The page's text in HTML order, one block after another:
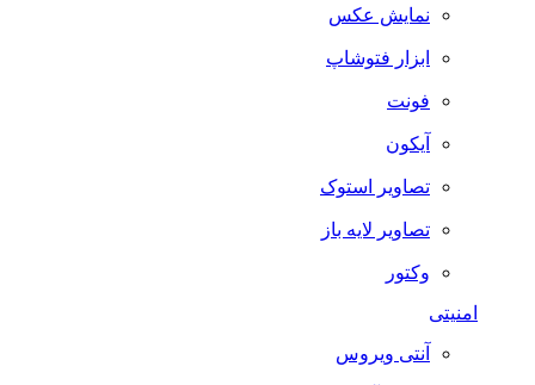
نمایش عکس
ابزار فتوشاپ
فونت
آیکون
تصاویر استوک
تصاویر لایه باز
وکتور
امنیتی
آنتی ویروس